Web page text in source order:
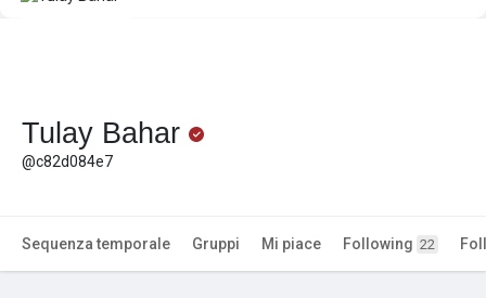
Tulay Bahar
@c82d084e7
Sequenza temporale Gruppi Mi piace Following 22